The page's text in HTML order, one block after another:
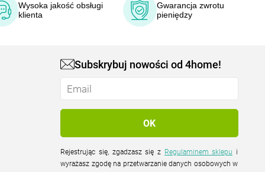
Wysoka jakość obsługi
klienta
Gwarancja zwrotu
pieniędzy
Subskrybuj nowości od 4home!
Rejestrując się, zgadzasz się z Regulaminem sklepu
wyrażasz zgodę na przetwarzanie danych osobowych w